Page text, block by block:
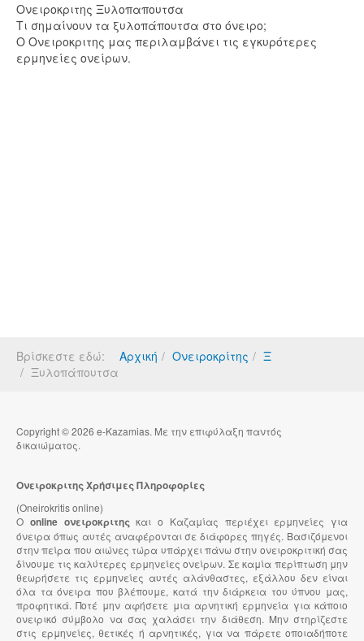
Ονειροκριτης Ξυλοπαπουτσα
Τι σημαίνουν τα ξυλοπάπουτσα στο όνειρο;
Ο Ονειροκριτης μας περιλαμβάνει τις εγκυρότερες
ερμηνείες ονείρων.
Βρίσκεστε εδώ: Αρχική Ονειροκρίτης
Ξ
Ξυλοπάπουτσα
Copyright © 2026 e-Kazamias. Με την επιφύλαξη παντός
δικαιώματος.
Ονειροκριτης Χρήσιμες Πληροφορίες
(Oneirokritis online)
Ο online ονειροκριτηςκαι ο Καζαμίας περιέχει ερμηνείες για
όνειρα όπως αυτές αναφέρονται σε διάφορες πηγές. Βασιζόμενοι
στην πείρα που αιώνες τώρα υπάρχει πάνω στην ονειροκριτική σας
δίνουμε τις καλύτερες ερμηνείες ονείρων. Σε καμία περίπτωση μην
θεωρήσετε τις ερμηνείες αυτές αλάνθαστες, εξάλλου δεν είναι
όλα τα όνειρα που βλέπουμε, κατά την διάρκεια του ύπνου μας,
προφητικά. Ποτέ μην αφήσετε μια αρνητική ερμηνεία για κάποιο
ονειρικό σύμβολο να σας χαλάσει την διάθεση. Μην στηρίζεστε
στις ερμηνείες, θετικές ή αρνητικές, για να πάρετε οποιαδήποτε